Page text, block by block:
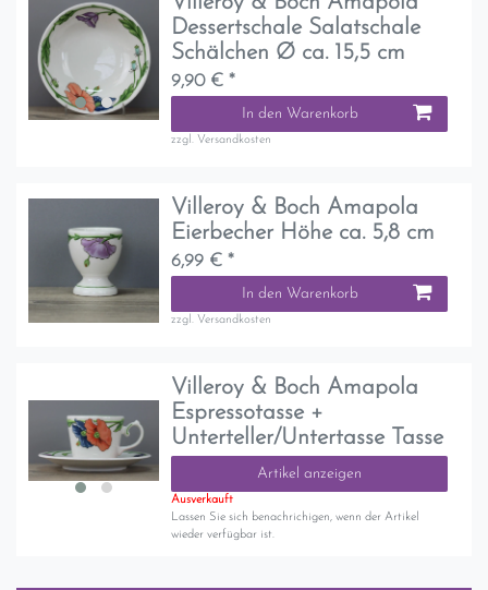
Dessertschale Salatschale
Schälchen Ø ca. 15,5 cm
9,90 € *
In den Warenkorb
zzgl. Versandkosten
Villeroy & Boch Amapola
Eierbecher Höhe ca. 5,8 cm
6,99 € *
In den Warenkorb
zzgl. Versandkosten
Villeroy & Boch Amapola
Espressotasse +
Unterteller/Untertasse Tasse
Artikel anzeigen
Ausverkauft
Lassen Sie sich benachrichigen, wenn der Artikel
wieder verfügbar ist.